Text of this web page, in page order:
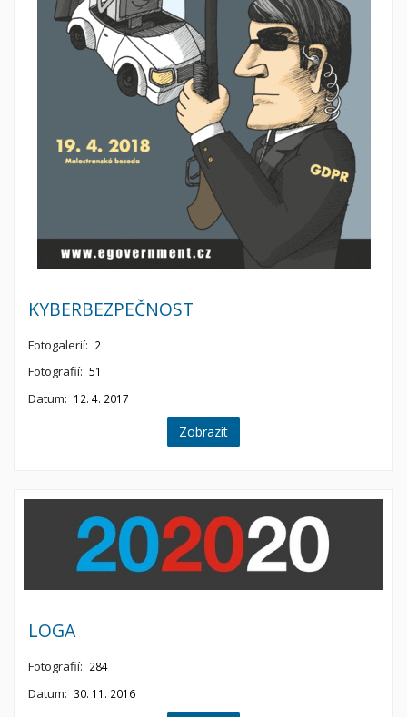
KYBERBEZPEČNOST
Fotogalerií: 2
Fotografií: 51
Datum: 12. 4. 2017
Zobrazit
LOGA
Fotografií: 284
Datum: 30. 11. 2016